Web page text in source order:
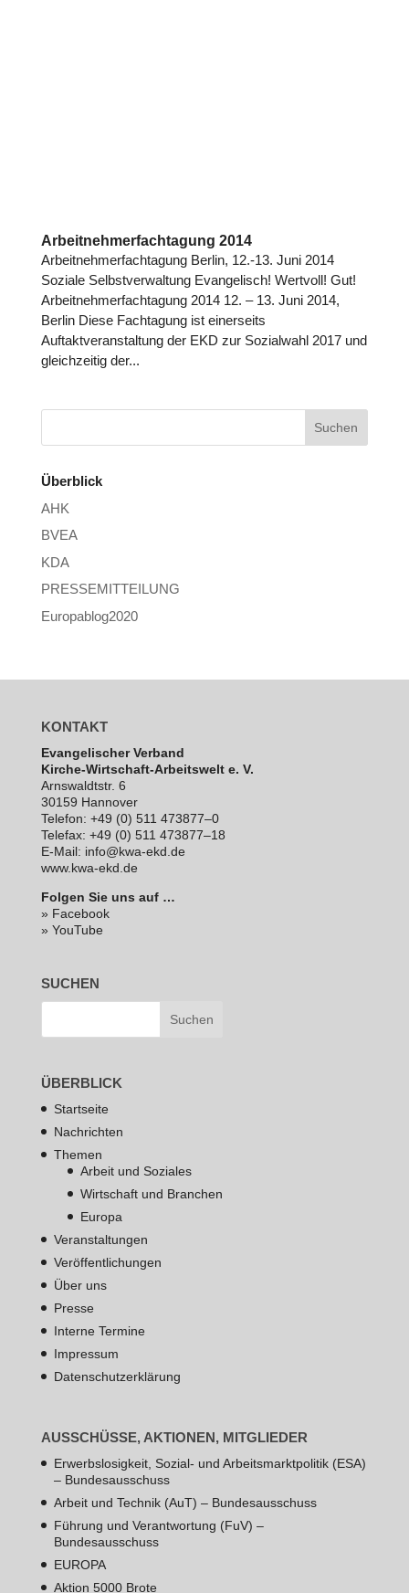
Arbeitnehmerfachtagung 2014
Arbeitnehmerfachtagung Berlin, 12.-13. Juni 2014
Soziale Selbstverwaltung Evangelisch! Wertvoll! Gut!
Arbeitnehmerfachtagung 2014 12. – 13. Juni 2014,
Berlin Diese Fachtagung ist einerseits
Auftaktveranstaltung der EKD zur Sozialwahl 2017 und
gleichzeitig der...
Überblick
AHK
BVEA
KDA
PRESSEMITTEILUNG
Europablog2020
KONTAKT
Evan­ge­li­scher Verband
Kirche-Wirt­schaft-Arbeits­welt e. V.
Arns­waldt­str. 6
30159 Hannover
Telefon: +49 (0) 511 473877–0
Telefax: +49 (0) 511 473877–18
E‑Mail: info@kwa-ekd.de
www.kwa-ekd.de
Folgen Sie uns auf …
» Facebook
» YouTube
SUCHEN
ÜBERBLICK
Startseite
Nachrichten
Themen
Arbeit und Soziales
Wirtschaft und Branchen
Europa
Veranstaltungen
Veröffentlichungen
Über uns
Presse
Interne Termine
Impressum
Datenschutzerklärung
AUSSCHÜSSE, AKTIONEN, MITGLIEDER
Erwerbslosigkeit, Sozial- und Arbeitsmarktpolitik (ESA)
– Bundesausschuss
Arbeit und Technik (AuT) – Bundesausschuss
Führung und Verantwortung (FuV) –
Bundesausschuss
EUROPA
Aktion 5000 Brote